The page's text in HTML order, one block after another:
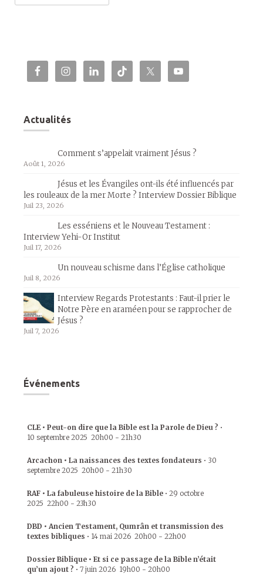
Actualités
Comment s’appelait vraiment Jésus ?
Août 1, 2026
Jésus et les Évangiles ont-ils été influencés par
les rouleaux de la mer Morte ? Interview Dossier Biblique
Juil 23, 2026
Les esséniens et le Nouveau Testament :
Interview Yehi-Or Institut
Juil 17, 2026
Un nouveau schisme dans l’Église catholique
Juil 8, 2026
Interview Regards Protestants : Faut-il prier le
Notre Père en araméen pour se rapprocher de
Jésus ?
Juil 7, 2026
Événements
CLE • Peut-on dire que la Bible est la Parole de Dieu ? •
10 septembre 2025 20h00 - 21h30
Arcachon • La naissances des textes fondateurs • 30
septembre 2025 20h00 - 21h30
RAF • La fabuleuse histoire de la Bible • 29 octobre
2025 22h00 - 23h30
DBD • Ancien Testament, Qumrân et transmission des
textes bibliques • 14 mai 2026 20h00 - 22h00
Dossier Biblique • Et si ce passage de la Bible n’était
qu’un ajout ? • 7 juin 2026 19h00 - 20h00